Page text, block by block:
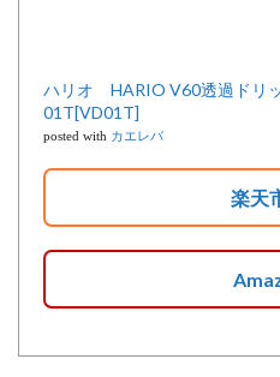
ハリオ HARIO V60透過ドリ
01T[VD01T]
posted with カエレバ
楽天